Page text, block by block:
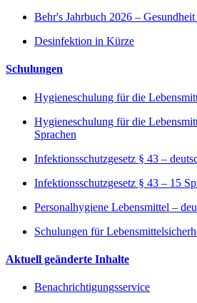
Behr's Jahrbuch 2026 –
Desinfektion in Kürze
Schulungen
Hygieneschulung für die
Hygieneschulung für die
Sprachen
Infektionsschutzgesetz § 43 –
Infektionsschutzgesetz § 43 – 15
Personalhygiene Lebensmittel –
Schulungen für
Aktuell geänderte Inhalte
Benachrichtigungsservice